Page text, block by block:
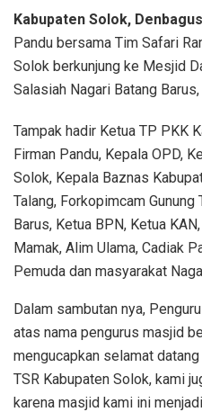
Kabupaten Solok,
Pandu bersama Tim Safari
Solok berkunjung ke Mesjid
Salasiah Nagari Batang
Tampak hadir Ketua TP PKK
Firman Pandu, Kepala OPD,
Solok, Kepala Baznas
Talang, Forkopimcam Gunung
Barus, Ketua BPN, Ketua
Mamak, Alim Ulama, Cadiak
Pemuda dan masyarakat
Dalam sambutan nya,
atas nama pengurus masjid
mengucapkan selamat
TSR Kabupaten Solok, kami
karena masjid kami ini